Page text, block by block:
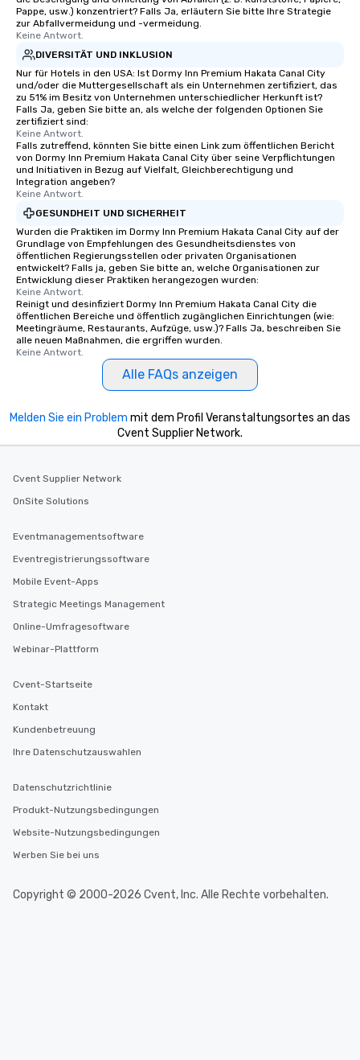
Pappe, usw.) konzentriert? Falls Ja, erläutern Sie bitte Ihre Strategie
zur Abfallvermeidung und -vermeidung.
Keine Antwort.
DIVERSITÄT UND INKLUSION
Nur für Hotels in den USA: Ist Dormy Inn Premium Hakata Canal City
und/oder die Muttergesellschaft als ein Unternehmen zertifiziert, das
zu 51% im Besitz von Unternehmen unterschiedlicher Herkunft ist?
Falls Ja, geben Sie bitte an, als welche der folgenden Optionen Sie
zertifiziert sind:
Keine Antwort.
Falls zutreffend, könnten Sie bitte einen Link zum öffentlichen Bericht
von Dormy Inn Premium Hakata Canal City über seine Verpflichtungen
und Initiativen in Bezug auf Vielfalt, Gleichberechtigung und
Integration angeben?
Keine Antwort.
GESUNDHEIT UND SICHERHEIT
Wurden die Praktiken im Dormy Inn Premium Hakata Canal City auf der
Grundlage von Empfehlungen des Gesundheitsdienstes von
öffentlichen Regierungsstellen oder privaten Organisationen
entwickelt? Falls ja, geben Sie bitte an, welche Organisationen zur
Entwicklung dieser Praktiken herangezogen wurden:
Keine Antwort.
Reinigt und desinfiziert Dormy Inn Premium Hakata Canal City die
öffentlichen Bereiche und öffentlich zugänglichen Einrichtungen (wie:
Meetingräume, Restaurants, Aufzüge, usw.)? Falls Ja, beschreiben Sie
alle neuen Maßnahmen, die ergriffen wurden.
Keine Antwort.
Alle FAQs anzeigen
Melden Sie ein Problem mit dem Profil Veranstaltungsortes an das
Cvent Supplier Network.
Cvent Supplier Network
OnSite Solutions
Eventmanagementsoftware
Eventregistrierungssoftware
Mobile Event-Apps
Strategic Meetings Management
Online-Umfragesoftware
Webinar-Plattform
Cvent-Startseite
Kontakt
Kundenbetreuung
Ihre Datenschutzauswahlen
Datenschutzrichtlinie
Produkt-Nutzungsbedingungen
Website-Nutzungsbedingungen
Werben Sie bei uns
Copyright © 2000-2026 Cvent, Inc. Alle Rechte vorbehalten.